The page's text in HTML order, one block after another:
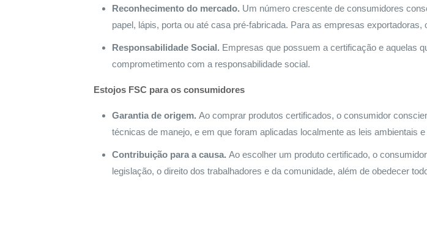
Reconhecimento do mercado. Um número crescente de consumidores
papel, lápis, porta ou até casa pré-fabricada. Para as empresas
Responsabilidade Social. Empresas que possuem a certificação e aquelas
comprometimento com a responsabilidade social.
Estojos FSC para os consumidores
Garantia de origem. Ao comprar produtos certificados, o consumidor
técnicas de manejo, e em que foram aplicadas localmente as leis ambientais
Contribuição para a causa. Ao escolher um produto certificado, o
legislação, o direito dos trabalhadores e da comunidade, além de obedecer